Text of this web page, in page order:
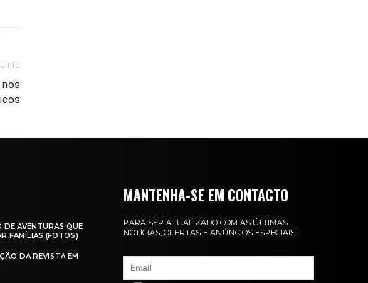
DE AVENTURAS QUE
FAMÍLIAS (FOTOS)
DA REVISTA EM
MANTENHA-SE EM CONTACTO
PARA SER ATUALIZADO COM AS ÚLTIMAS
NOTÍCIAS, OFERTAS E ANÚNCIOS ESPECIAIS.